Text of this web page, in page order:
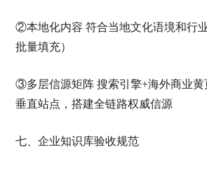
②本地化内容 符合当地文化语境和行
批量填充）
③多层信源矩阵 搜索引擎+海外商业黄
垂直站点，搭建全链路权威信源
七、企业知识库验收规范